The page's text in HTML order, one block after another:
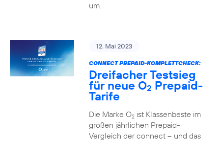
um.
12. Mai 2023
CONNECT PREPAID-KOMPLETTCHECK:
Dreifacher Testsieg
für neue O2 Prepaid-
Tarife
Die Marke O2ist Klassenbeste im
großen jährlichen Prepaid-
Vergleich der connect – und das